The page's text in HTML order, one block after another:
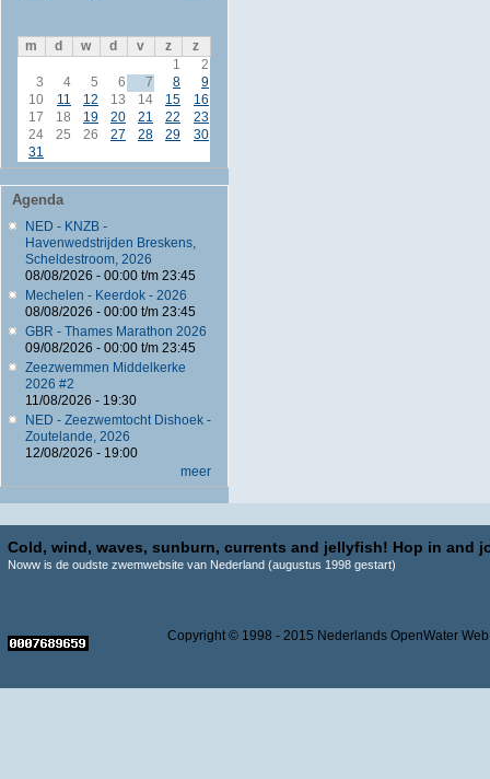
m d w d v z
z
1
2
3
4 5 6 7 8
9
10
11 12 13 14 15
16
17
18 19 20 21 22
23
24
25 26 27 28 29
30
31
Agenda
NED - KNZB -
Havenwedstrijden Breskens,
Scheldestroom, 2026
08/08/2026 - 00:00t/m 23:45
Mechelen - Keerdok - 2026
08/08/2026 - 00:00t/m 23:45
GBR - Thames Marathon 2026
09/08/2026 - 00:00t/m 23:45
Zeezwemmen Middelkerke
2026 #2
11/08/2026 - 19:30
NED - Zeezwemtocht Dishoek -
Zoutelande, 2026
12/08/2026 - 19:00
meer
Cold, wind, waves, sunburn, currents and jellyfish! Hop in and
Noww is de oudste zwemwebsite van Nederland (augustus 1998 gestart)
Copyright © 1998 - 2015 Nederlands OpenWater